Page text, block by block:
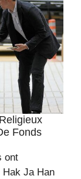
Fonds
ont
Ja Han